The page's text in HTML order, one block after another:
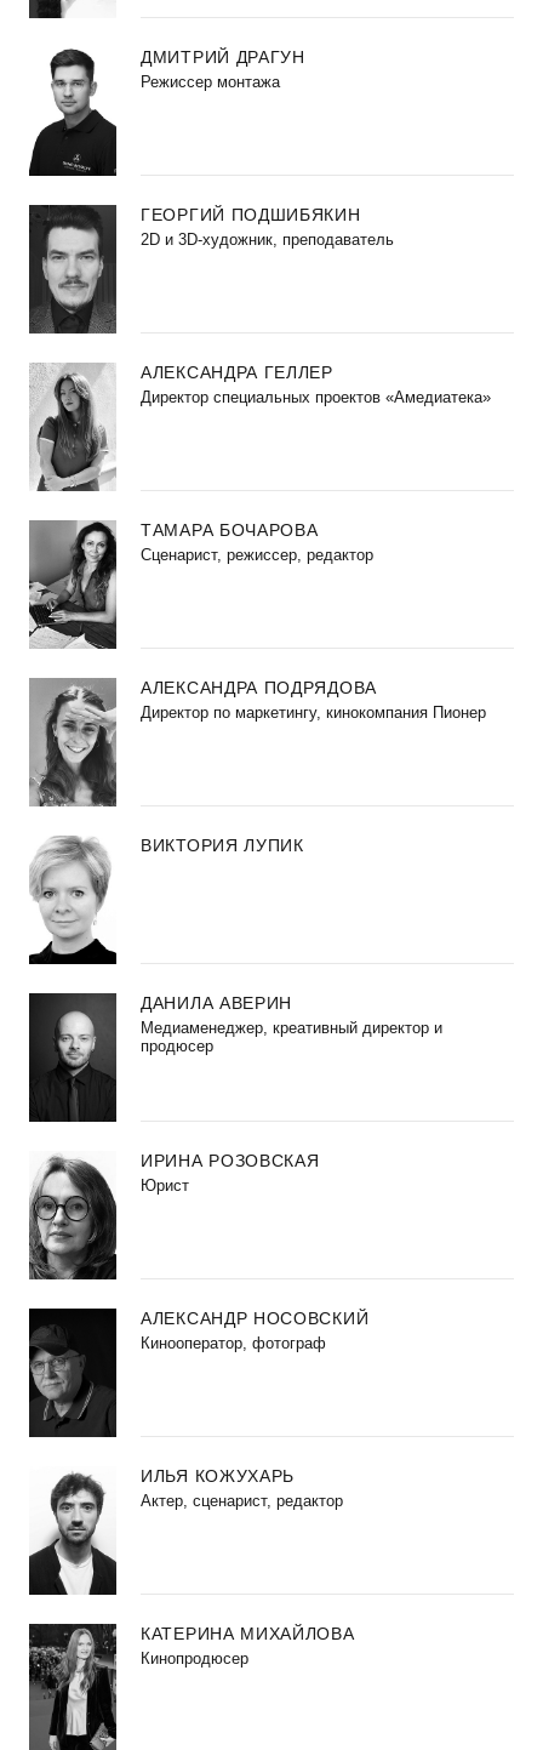
ДМИТРИЙ ДРАГУН
Режиссер монтажа
ГЕОРГИЙ ПОДШИБЯКИН
2D и 3D-художник, преподаватель
АЛЕКСАНДРА ГЕЛЛЕР
Директор специальных проектов «Амедиатека»
ТАМАРА БОЧАРОВА
Сценарист, режиссер, редактор
АЛЕКСАНДРА ПОДРЯДОВА
Директор по маркетингу, кинокомпания Пионер
ВИКТОРИЯ ЛУПИК
ДАНИЛА АВЕРИН
Медиаменеджер, креативный директор и
продюсер
ИРИНА РОЗОВСКАЯ
Юрист
АЛЕКСАНДР НОСОВСКИЙ
Кинооператор, фотограф
ИЛЬЯ КОЖУХАРЬ
Актер, сценарист, редактор
КАТЕРИНА МИХАЙЛОВА
Кинопродюсер